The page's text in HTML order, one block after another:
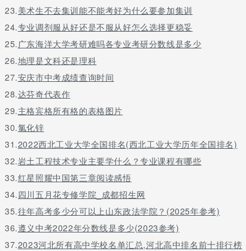
23.美术生不去集训能不能考好为什么要参加集训
24.专业调剂服从好还是不服从好怎么选择更稳妥
25. 广东海洋大学考研难吗各专业考研分数线是多少
26.地理是文科还是理科
27.安庆市中考成绩查询时间
28.达芬奇代表作
29.主格宾格所有格的表格图片
30.氯化锌
31.2022西北工业大学全国排名(西北工业大学历年全国排名)
32.岩土工程技术专业主要学什么？专业课程有哪些
33.红星照耀中国第三章阅读感悟
34.四川五月花专修学院_成都招生网
35.往年高考多少分可以上山东政法学院？(2025年参考)
36.遵义中考2022年分数线是多少(2023参考)
37.2023河北所有高中学校名单汇总,河北高中排名前十排行榜